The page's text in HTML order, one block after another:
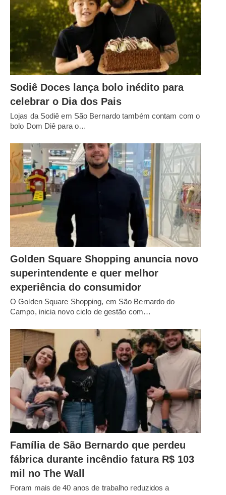
Sodiê Doces lança bolo inédito para
celebrar o Dia dos Pais
Lojas da Sodiê em São Bernardo também contam com o
bolo Dom Diê para o…
Golden Square Shopping anuncia novo
superintendente e quer melhor
experiência do consumidor
O Golden Square Shopping, em São Bernardo do
Campo, inicia novo ciclo de gestão com…
Família de São Bernardo que perdeu
fábrica durante incêndio fatura R$ 103
mil no The Wall
Foram mais de 40 anos de trabalho reduzidos a